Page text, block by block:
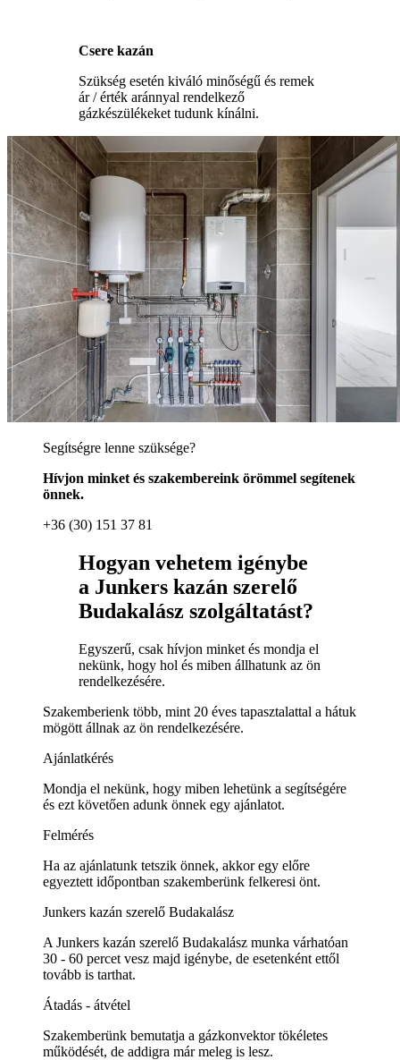
Csere kazán
Szükség esetén kiváló minőségű és remek
ár / érték aránnyal rendelkező
gázkészülékeket tudunk kínálni.
Segítségre lenne szüksége?
Hívjon minket és szakembereink örömmel segítenek
önnek.
+36 (30) 151 37 81
Hogyan vehetem igénybe
a Junkers kazán szerelő
Budakalász szolgáltatást?
Egyszerű, csak hívjon minket és mondja el
nekünk, hogy hol és miben állhatunk az ön
rendelkezésére.
Szakemberienk több, mint 20 éves tapasztalattal a hátuk
mögött állnak az ön rendelkezésére.
Ajánlatkérés
Mondja el nekünk, hogy miben lehetünk a segítségére
és ezt követően adunk önnek egy ajánlatot.
Felmérés
Ha az ajánlatunk tetszik önnek, akkor egy előre
egyeztett időpontban szakemberünk felkeresi önt.
Junkers kazán szerelő Budakalász
A Junkers kazán szerelő Budakalász munka várhatóan
30 - 60 percet vesz majd igénybe, de esetenként ettől
tovább is tarthat.
Átadás - átvétel
Szakemberünk bemutatja a gázkonvektor tökéletes
működését, de addigra már meleg is lesz.